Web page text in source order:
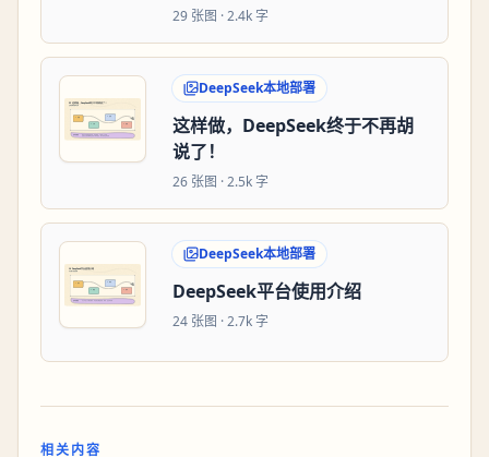
29 张图 ·2.4k 字
DeepSeek本地部署
这样做，DeepSeek终于不再胡
说了！
26 张图 ·2.5k 字
DeepSeek本地部署
DeepSeek平台使用介绍
24 张图 ·2.7k 字
相关内容